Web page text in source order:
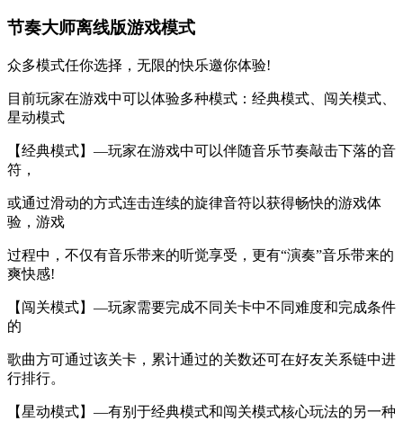
节奏大师离线版游戏模式
众多模式任你选择，无限的快乐邀你体验!
目前玩家在游戏中可以体验多种模式：经典模式、闯关模式、
星动模式
【经典模式】—玩家在游戏中可以伴随音乐节奏敲击下落的音
符，
或通过滑动的方式连击连续的旋律音符以获得畅快的游戏体
验，游戏
过程中，不仅有音乐带来的听觉享受，更有“演奏”音乐带来的
爽快感!
【闯关模式】—玩家需要完成不同关卡中不同难度和完成条件
的
歌曲方可通过该关卡，累计通过的关数还可在好友关系链中进
行排行。
【星动模式】—有别于经典模式和闯关模式核心玩法的另一种